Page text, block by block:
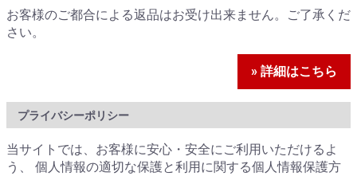
お客様のご都合による返品はお受け出来ません。ご了承くだ
さい。
» 詳細はこちら
プライバシーポリシー
当サイトでは、お客様に安心・安全にご利用いただけるよ
う、 個人情報の適切な保護と利用に関する個人情報保護方